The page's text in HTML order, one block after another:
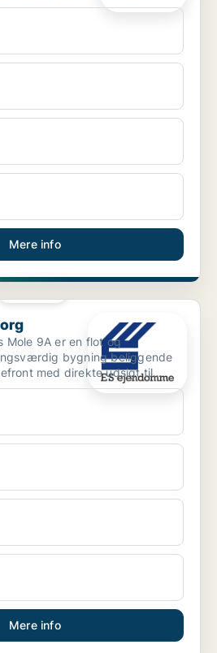
Mere info
Mole 9A er en flot og
bygning beliggende
med direkte udsigt til
Mere info